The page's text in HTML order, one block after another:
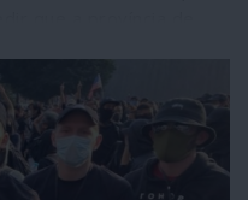
orientações
contra movimentos
ao Mediterrâneo
uma armadilha: sob o
turcas estão